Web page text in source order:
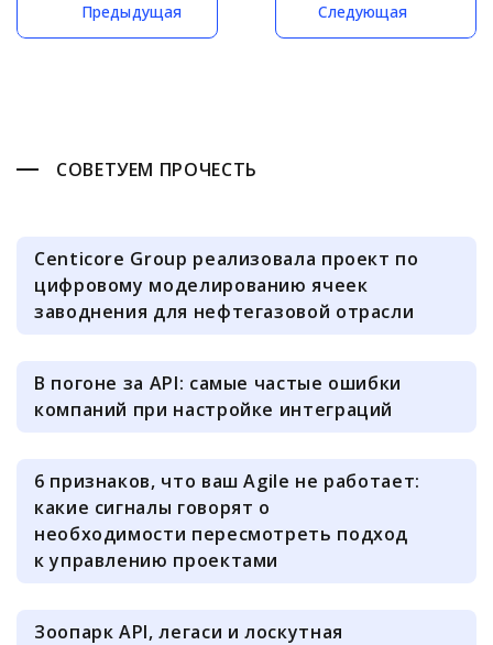
Предыдущая Следующая
СОВЕТУЕМ ПРОЧЕСТЬ
Centicore Group реализовала проект по
цифровому моделированию ячеек
заводнения для нефтегазовой отрасли
В погоне за API: самые частые ошибки
компаний при настройке интеграций
6 признаков, что ваш Agile не работает:
какие сигналы говорят о
необходимости пересмотреть подход
к управлению проектами
Зоопарк API, легаси и лоскутная